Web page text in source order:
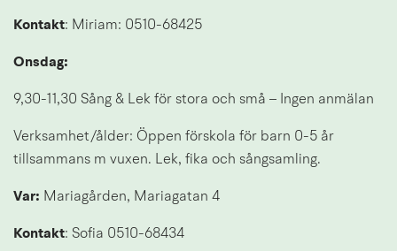
Kontakt: Miriam: 0510-68425
Onsdag:
9,30-11,30 Sång & Lek för stora och små – Ingen anmälan
Verksamhet/ålder: Öppen förskola för barn 0-5 år
tillsammans m vuxen. Lek, fika och sångsamling.
Var: Mariagården, Mariagatan 4
Kontakt: Sofia 0510-68434